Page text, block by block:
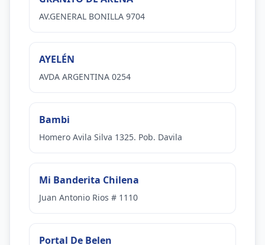
AV.GENERAL BONILLA 9704
AYELÉN
AVDA ARGENTINA 0254
Bambi
Homero Avila Silva 1325. Pob. Davila
Mi Banderita Chilena
Juan Antonio Rios # 1110
Portal De Belen